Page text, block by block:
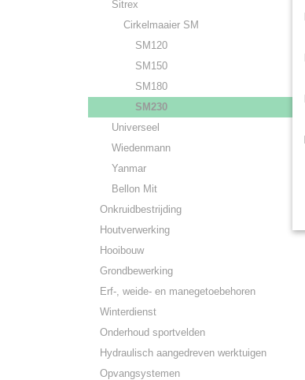
Sitrex
Cirkelmaaier SM
SM120
SM150
SM180
SM230
Universeel
Wiedenmann
Yanmar
Bellon Mit
Onkruidbestrijding
Houtverwerking
Hooibouw
Grondbewerking
Erf-, weide- en manegetoebehoren
Winterdienst
Onderhoud sportvelden
Hydraulisch aangedreven werktuigen
Opvangsystemen